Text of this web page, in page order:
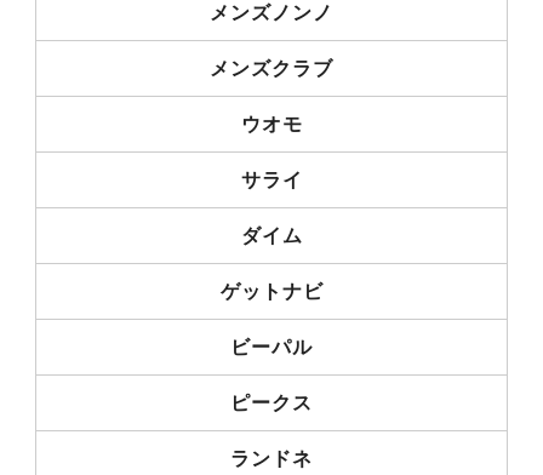
メンズノンノ
メンズクラブ
ウオモ
サライ
ダイム
ゲットナビ
ビーパル
ピークス
ランドネ